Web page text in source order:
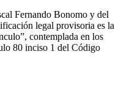
Fernando Bonomo y del
legal provisoria es la
contemplada en los
80 inciso 1 del Código